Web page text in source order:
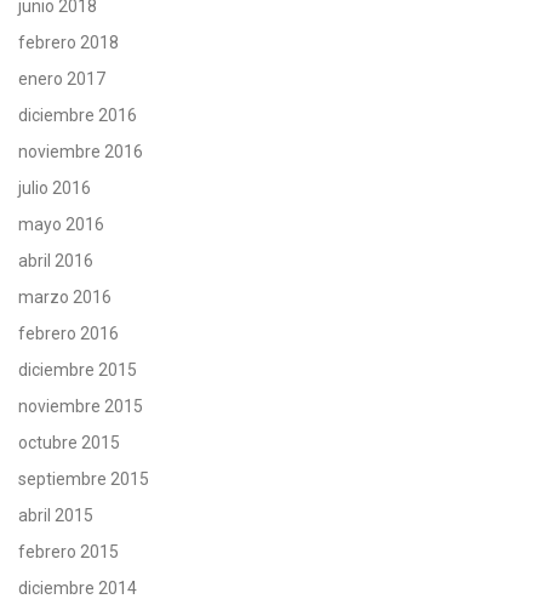
junio 2018
febrero 2018
enero 2017
diciembre 2016
noviembre 2016
julio 2016
mayo 2016
abril 2016
marzo 2016
febrero 2016
diciembre 2015
noviembre 2015
octubre 2015
septiembre 2015
abril 2015
febrero 2015
diciembre 2014